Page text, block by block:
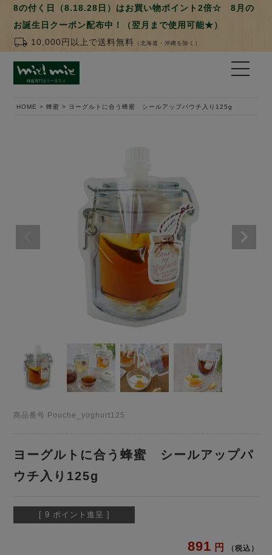
8の付く日（8.18.28日）はお買い物ポイント2倍☆ 8月の
お誕生日クーポン配布中！（翌月まで使用可能★）
local_shipping 10,000円以上で送料無料 （北海道・沖縄を除く）
HOME 蜂蜜 ヨーグルトに合う蜂蜜 シールアップパウチ入り125g
商品番号 Pouche_yoghurt125
ヨーグルトに合う蜂蜜 シールアップパ
ウチ入り125g
[ 9 ポイント進呈 ]
891 税込